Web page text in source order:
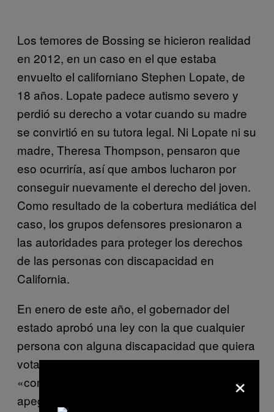
Los temores de Bossing se hicieron realidad
en 2012, en un caso en el que estaba
envuelto el californiano Stephen Lopate, de
18 años. Lopate padece autismo severo y
perdió su derecho a votar cuando su madre
se convirtió en su tutora legal. Ni Lopate ni su
madre, Theresa Thompson, pensaron que
eso ocurriría, así que ambos lucharon por
conseguir nuevamente el derecho del joven.
Como resultado de la cobertura mediática del
caso, los grupos defensores presionaron a
las autoridades para proteger los derechos
de las personas con discapacidad en
California.
En enero de este año, el gobernador del
estado aprobó una ley con la que cualquier
persona con alguna discapacidad que quiera
votar debe ser provista con las
«comodidades necesarias» para hacerlo,
apegándose a la Ley de Estadounidenses ×